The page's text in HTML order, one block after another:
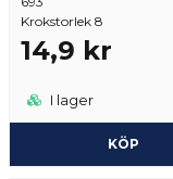
Krokstorlek 8
14,9 kr
I lager
KÖP